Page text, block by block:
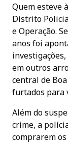
Quem esteve
Distrito
e Operação.
anos foi
em outros
central de
furtados para
Além do
crime, a
comprarem